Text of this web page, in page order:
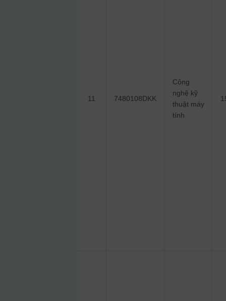
11 7480108DKK
Công
nghệ kỹ
thuật máy
tính